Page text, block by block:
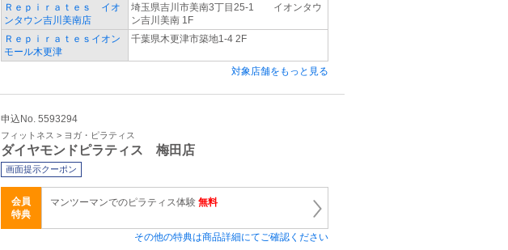
Ｒｅｐｉｒａｔｅｓ イオ
ンタウン吉川美南店
埼玉県吉川市美南3丁目25-1 イオンタウ
ン吉川美南 1F
Ｒｅｐｉｒａｔｅｓイオン
モール木更津
千葉県木更津市築地1-4 2F
対象店舗をもっと見る
申込No. 5593294
フィットネス > ヨガ・ピラティス
ダイヤモンドピラティス 梅田店
画面提示クーポン
会員
特典
マンツーマンでのピラティス体験 無料
その他の特典は商品詳細にてご確認ください